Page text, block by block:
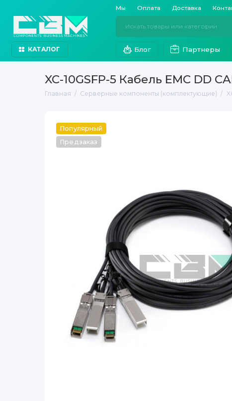
Мы Оплата Доставка
КАТАЛОГ Блог Партнеры
XC-10GSFP-5 Кабель EMC DD
Главная Серверные компоненты (комплектующие)
Популярный
Предзаказ